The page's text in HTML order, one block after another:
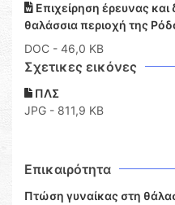
Επιχείρηση έρευνας
θαλάσσια περιοχή της
DOC - 46,0 KB
Σχετικες εικόνες
ΠΛΣ
JPG - 811,9 KB
Επικαιρότητα
Πτώση γυναίκας στη